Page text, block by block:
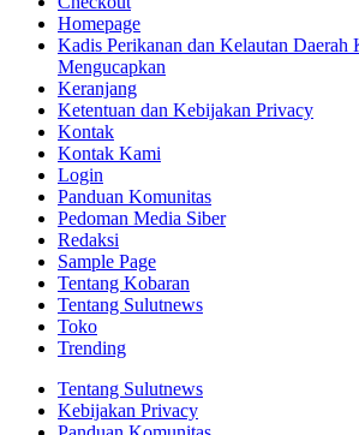
Homepage
Kadis Perikanan dan Kelautan Daerah
Mengucapkan
Keranjang
Ketentuan dan Kebijakan Privacy
Kontak
Kontak Kami
Login
Panduan Komunitas
Pedoman Media Siber
Redaksi
Sample Page
Tentang Kobaran
Tentang Sulutnews
Toko
Trending
Tentang Sulutnews
Kebijakan Privacy